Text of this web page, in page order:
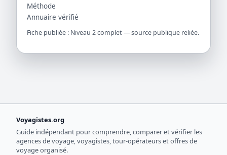
Méthode
Annuaire vérifié
Fiche publiée : Niveau 2 complet — source publique reliée.
Voyagistes.org
Guide indépendant pour comprendre, comparer et vérifier les
agences de voyage, voyagistes, tour-opérateurs et offres de
voyage organisé.